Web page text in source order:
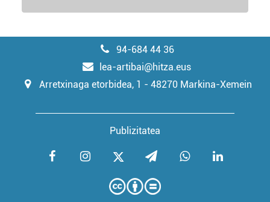
94-684 44 36
lea-artibai@hitza.eus
Arretxinaga etorbidea, 1 - 48270 Markina-Xemein
Publizitatea